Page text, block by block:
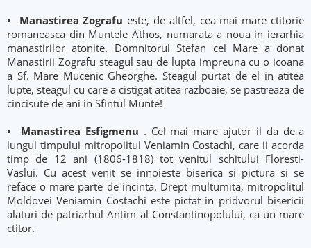
• Manastirea Zografueste, de altfel, cea mai mare ctitorie
romaneasca din Muntele Athos, numarata a noua in ierarhia
manastirilor atonite. Domnitorul Stefan cel Mare a donat
Manastirii Zografu steagul sau de lupta impreuna cu o icoana
a Sf. Mare Mucenic Gheorghe. Steagul purtat de el in atitea
lupte, steagul cu care a cistigat atitea razboaie, se pastreaza de
cincisute de ani in Sfintul Munte!
• Manastirea Esfigmenu . Cel mai mare ajutor il da de-a
lungul timpului mitropolitul Veniamin Costachi, care ii acorda
timp de 12 ani (1806-1818) tot venitul schitului Floresti-
Vaslui. Cu acest venit se innoieste biserica si pictura si se
reface o mare parte de incinta. Drept multumita, mitropolitul
Moldovei Veniamin Costachi este pictat in pridvorul bisericii
alaturi de patriarhul Antim al Constantinopolului, ca un mare
ctitor.